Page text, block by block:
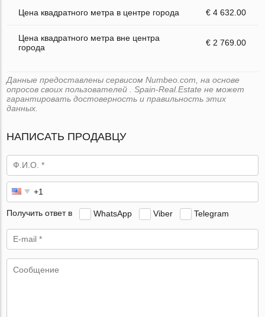
Цена квадратного метра в центре города € 4 632.00
Цена квадратного метра вне центра
города
€ 2 769.00
Данные предоставлены сервисом Numbeo.com, на основе
опросов своих пользователей . Spain-Real.Estate не может
гарантировать достоверность и правильность этих
данных.
НАПИСАТЬ ПРОДАВЦУ
Получить ответ в WhatsApp Viber Telegram